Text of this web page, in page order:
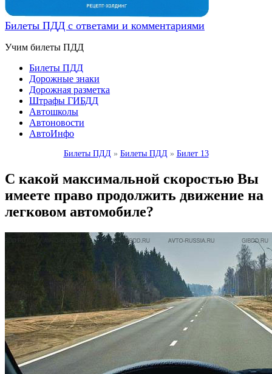
Билеты ПДД с ответами и комментариями
Учим билеты ПДД
Билеты ПДД
Дорожные знаки
Дорожная разметка
Штрафы ГИБДД
Автошколы
Автоновости
АвтоИнфо
Билеты ПДД » Билеты ПДД » Билет 13
С какой максимальной скоростью Вы
имеете право продолжить движение на
легковом автомобиле?